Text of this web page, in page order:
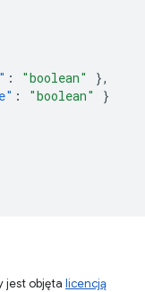
: "boolean"
},
: "boolean"
}
jest objęta licencją